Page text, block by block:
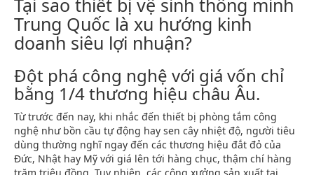
Tại sao thiết bị vệ sinh thông minh
Trung Quốc là xu hướng kinh
doanh siêu lợi nhuận?
Đột phá công nghệ với giá vốn chỉ
bằng 1/4 thương hiệu châu Âu.
Từ trước đến nay, khi nhắc đến thiết bị phòng tắm công
nghệ như bồn cầu tự động hay sen cây nhiệt độ, người tiêu
dùng thường nghĩ ngay đến các thương hiệu đắt đỏ của
Đức, Nhật hay Mỹ với giá lên tới hàng chục, thậm chí hàng